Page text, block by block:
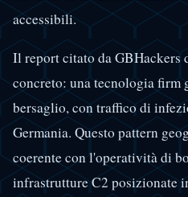
accessibili.
Il report citato da GBHackers
concreto: una tecnologia firm
bersaglio, con traffico di
Germania. Questo pattern
coerente con l'operatività di
infrastrutture C2 posizionate